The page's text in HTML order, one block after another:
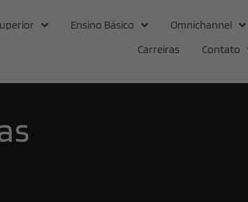
Ensino Básico Omnichannel
Carreiras
Contato